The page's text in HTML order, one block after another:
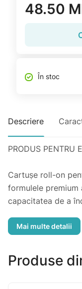
48.50
În stoc
Descriere
PRODUS PENTRU
Cartușe roll-on
formulele
capacitatea de a
la 4 săptămâni.
Produse